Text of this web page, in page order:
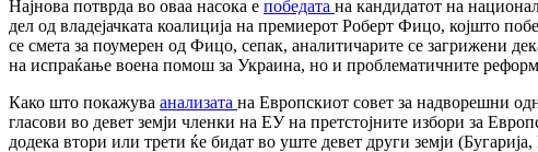
Најнова потврда во оваа насока е победата на кандидатот на
дел од владејачката коалиција на премиерот Роберт Фицо, којшто
се смета за поумерен од Фицо, сепак, аналитичарите се загрижени
на испраќање воена помош за Украина, но и проблематичните
Како што покажува анализата на Европскиот совет за надворешни
гласови во девет земји членки на ЕУ на претстојните избори за
додека втори или трети ќе бидат во уште девет други земји